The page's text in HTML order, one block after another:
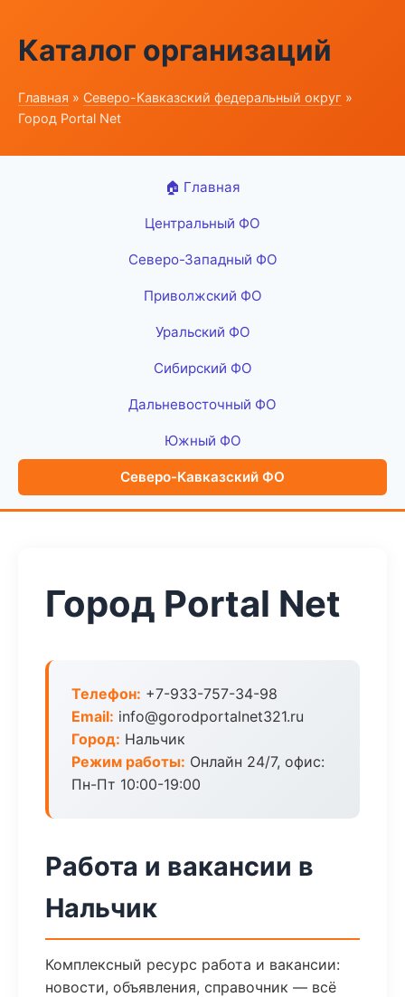
Каталог организаций
Главная » Северо-Кавказский федеральный округ »
Город Portal Net
🏠 Главная
Центральный ФО
Северо-Западный ФО
Приволжский ФО
Уральский ФО
Сибирский ФО
Дальневосточный ФО
Южный ФО
Северо-Кавказский ФО
Город Portal Net
Телефон: +7-933-757-34-98
Email: info@gorodportalnet321.ru
Город: Нальчик
Режим работы: Онлайн 24/7, офис:
Пн-Пт 10:00-19:00
Работа и вакансии в
Нальчик
Комплексный ресурс работа и вакансии:
новости, объявления, справочник — всё